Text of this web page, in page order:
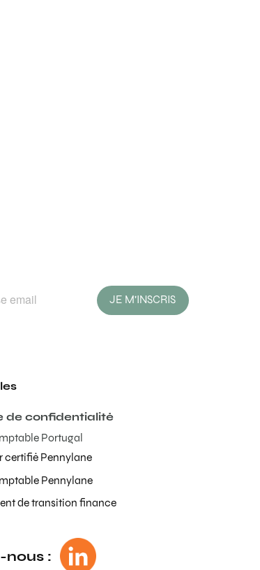
JE M'INSCRIS
de confidentialité
Portugal
certifié Pennylane
Pennylane
de transition finance
nous :